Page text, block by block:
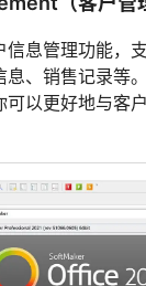
息管理功能，
息、销售记录等
可以更好地与客